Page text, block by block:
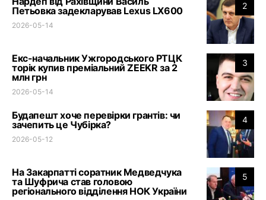
2
Петьовка задекларував Lexus LX600
2026-05-14
3
Екс-начальник Ужгородського РТЦК
торік купив преміальний ZEEKR за 2
млн грн
2026-05-14
4
Будапешт хоче перевірки грантів: чи
зачепить це Чубірка?
2026-05-12
5
На Закарпатті соратник Медведчука
та Шуфрича став головою
регіонального відділення НОК України